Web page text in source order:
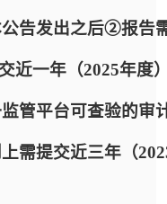
告发出之后②报
近一年（2025年
管平台可查验的
需提交近三年（